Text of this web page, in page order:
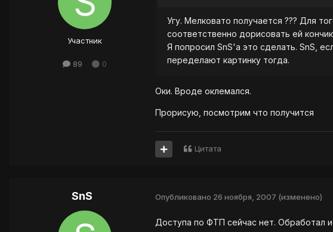
Участник
89 0
Угу. Мелковато получается ??? Для
соответственно дорисовать ей
Я попросил SnS'a это сделать. SnS,
переделают картинку тогда.
Оки. Вроде оклемался.
Прорисую, посмотрим что получится
Цитата
SnS Опубликовано 26 ноября, 2007 (изменено)
Доступа по ФТП сейчас нет. Обработал